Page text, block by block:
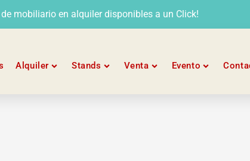
mobiliario en alquiler disponibles a un Click!
Alquiler Stands Venta Evento